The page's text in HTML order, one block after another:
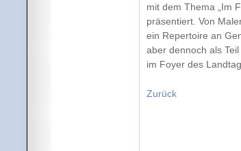
mit dem Thema „Im
präsentiert. Von
ein Repertoire an
aber dennoch als
im Foyer des
Zurück